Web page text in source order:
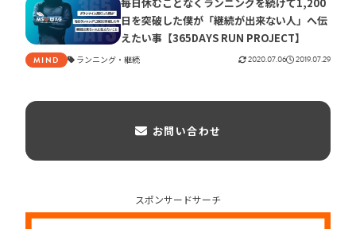
日を突破した僕が「継続が出来ない人」へ伝
えたい事【365DAYS RUN PROJECT】
MIND ランニング 継続 2020.07.06 2019.07.29
お問い合わせ
スポンサードサーチ